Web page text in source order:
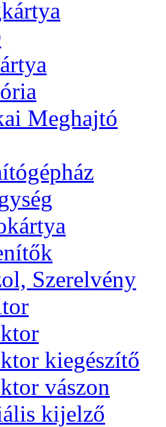
Meghajtó
Szerelvény
kiegészítő
vászon
kijelző